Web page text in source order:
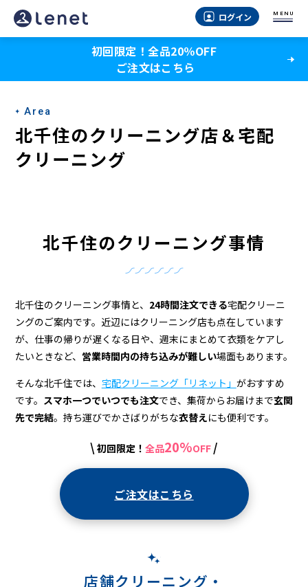
北
千
の
ク
リ
ー
宅
配
ク
リ
ー
ログイン MENU
初回限定！全品20％OFF
ご注文はこちら
Area
北千住のクリーニング店＆宅配
クリーニング
北千住のクリーニング事情
北千住のクリーニング事情と、 24時間注文できる宅配クリーニ
ングのご案内です。近辺にはクリーニング店も点在しています
が、仕事の帰りが遅くなる日や、週末にまとめて衣類をケアし
たいときなど、 営業時間内の持ち込みが難しい場面もあります。
そんな北千住では、 宅配クリーニング「リネット」 がおすすめ
です。 スマホ一つでいつでも注文でき、集荷からお届けまで玄関
先で完結。持ち運びでかさばりがちな衣替えにも便利です。
\ 初回限定！ 全品20%OFF /
ご注文はこちら
店舗クリーニング・